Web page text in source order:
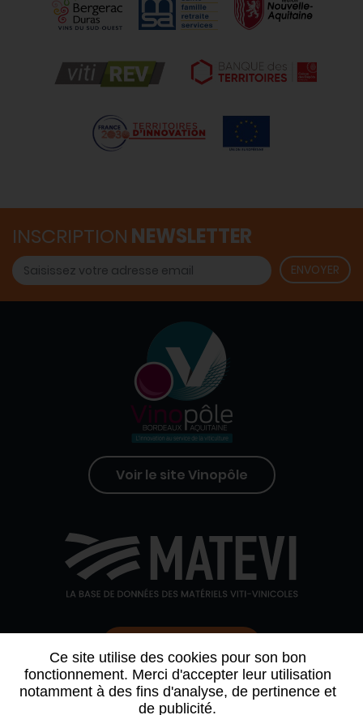
Ce site utilise des cookies pour son bon
fonctionnement. Merci d'accepter leur utilisation
notamment à des fins d'analyse, de pertinence et
de publicité.
INSCRIPTION NEWSLETTER
Voir le site Vinopôle
QUI SOMMES-NOUS AGENDA